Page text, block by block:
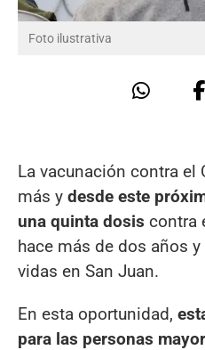
Foto ilustrativa
La vacunación contra el
más y desde este
una quinta dosis contra
hace más de dos años
vidas en San Juan.
En esta oportunidad,
para las personas